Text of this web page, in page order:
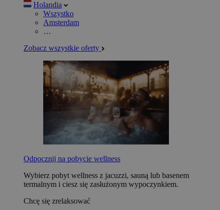
Holandia
Wszystko
Amsterdam
…
Zobacz wszystkie oferty
Odpocznij na pobycie wellness
Wybierz pobyt wellness z jacuzzi, sauną lub basenem
termalnym i ciesz się zasłużonym wypoczynkiem.
Chcę się zrelaksować